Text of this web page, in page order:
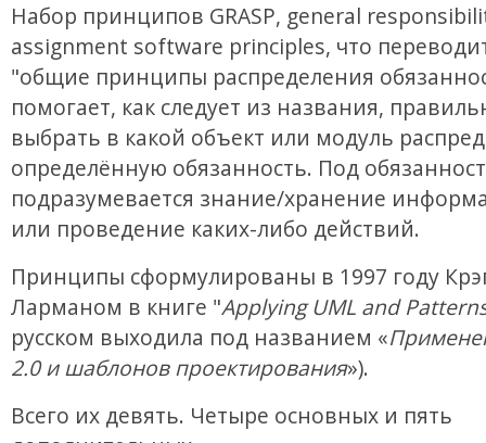
Набор принципов GRASP, general
assignment software principles, что
"общие принципы распределения
помогает, как следует из названия,
выбрать в какой объект или модуль
определённую обязанность. Под
подразумевается знание/хранение
или проведение каких-либо действий.
Принципы сформулированы в 1997 году
Ларманом в книге "Applying UML and
русском выходила под названием «
2.0 и шаблонов проектирования»).
Всего их девять. Четыре основных и пять